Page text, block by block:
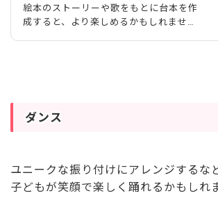
絵本のストーリーや歌をもとに台本を作
成すると、より楽しめるかもしれませ
ダンス
ユニークな振り付けにアレンジするな
子どもが笑顔で楽しく踊れるかもしれ